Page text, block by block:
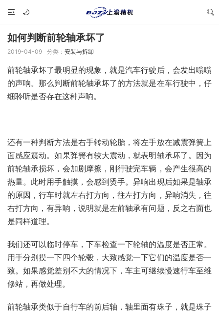
如何判断前轮轴承坏了
2019-04-09 分类： 安装与拆卸
前轮轴承坏了最明显的现象，就是汽车行驶后，会发出嗡嗡
的声响。那么判断前轮轴承坏了的方法就是在车行驶中，仔
细聆听是否存在这种声响。
还有一种判断方法是右手转动轮胎，将左手放在减震弹簧上
面感应震动。如果弹簧有较大震动，就表明轴承坏了。因为
前轮轴承损坏，会加剧摩擦，刚行驶完车辆，会产生很高的
热量。此时用手触摸，会感到烫手。异响出现后如果是轴承
的原因，行车时就左右打方向，往左打方向，异响消失，往
右打方向，有异响，说明就是左前轴承有问题，反之右面也
是同样道理。
我们还可以临时停车，下车检查一下轮轴的温度是否正常。
用手分别摸一下四个轮毂，大致感觉一下它们的温度是否一
致。如果感觉差别不大的情况下，车主可继续慢速行车至维
修站，再做处理。
前轮轴承类似于自行车的前后轴，轴里面有珠子，就是珠子